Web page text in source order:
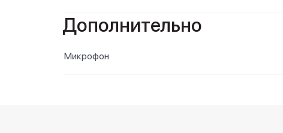
Дополнительно
Микрофон